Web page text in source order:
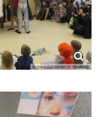
© Haus für Kinder St. Elisabeth